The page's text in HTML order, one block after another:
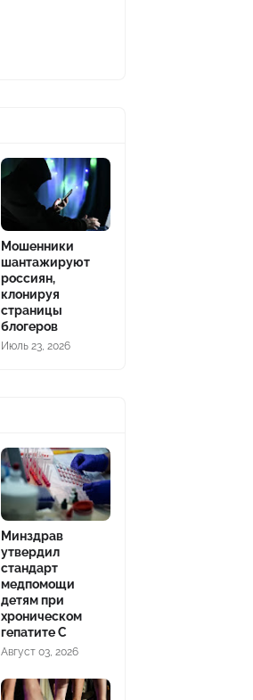
Мошенники
шантажируют
россиян,
клонируя
страницы
блогеров
Июль 23, 2026
Минздрав
утвердил
стандарт
медпомощи
детям при
хроническом
гепатите С
Август 03, 2026